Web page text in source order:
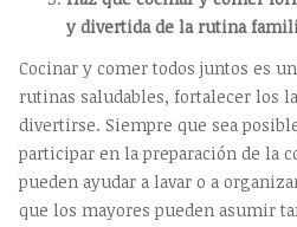
y divertida de la rutina
Cocinar y comer todos juntos es
rutinas saludables, fortalecer los
divertirse. Siempre que sea
participar en la preparación de la
pueden ayudar a lavar o a
que los mayores pueden asumir